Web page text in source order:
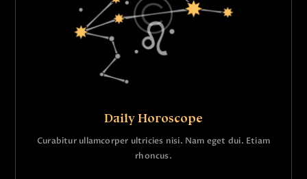
Daily Horoscope
Curabitur ullamcorper ultricies nisi. Nam eget dui. Etiam
rhoncus.